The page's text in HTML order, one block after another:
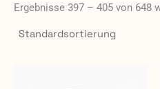
Ergebnisse 397 – 405 von 648